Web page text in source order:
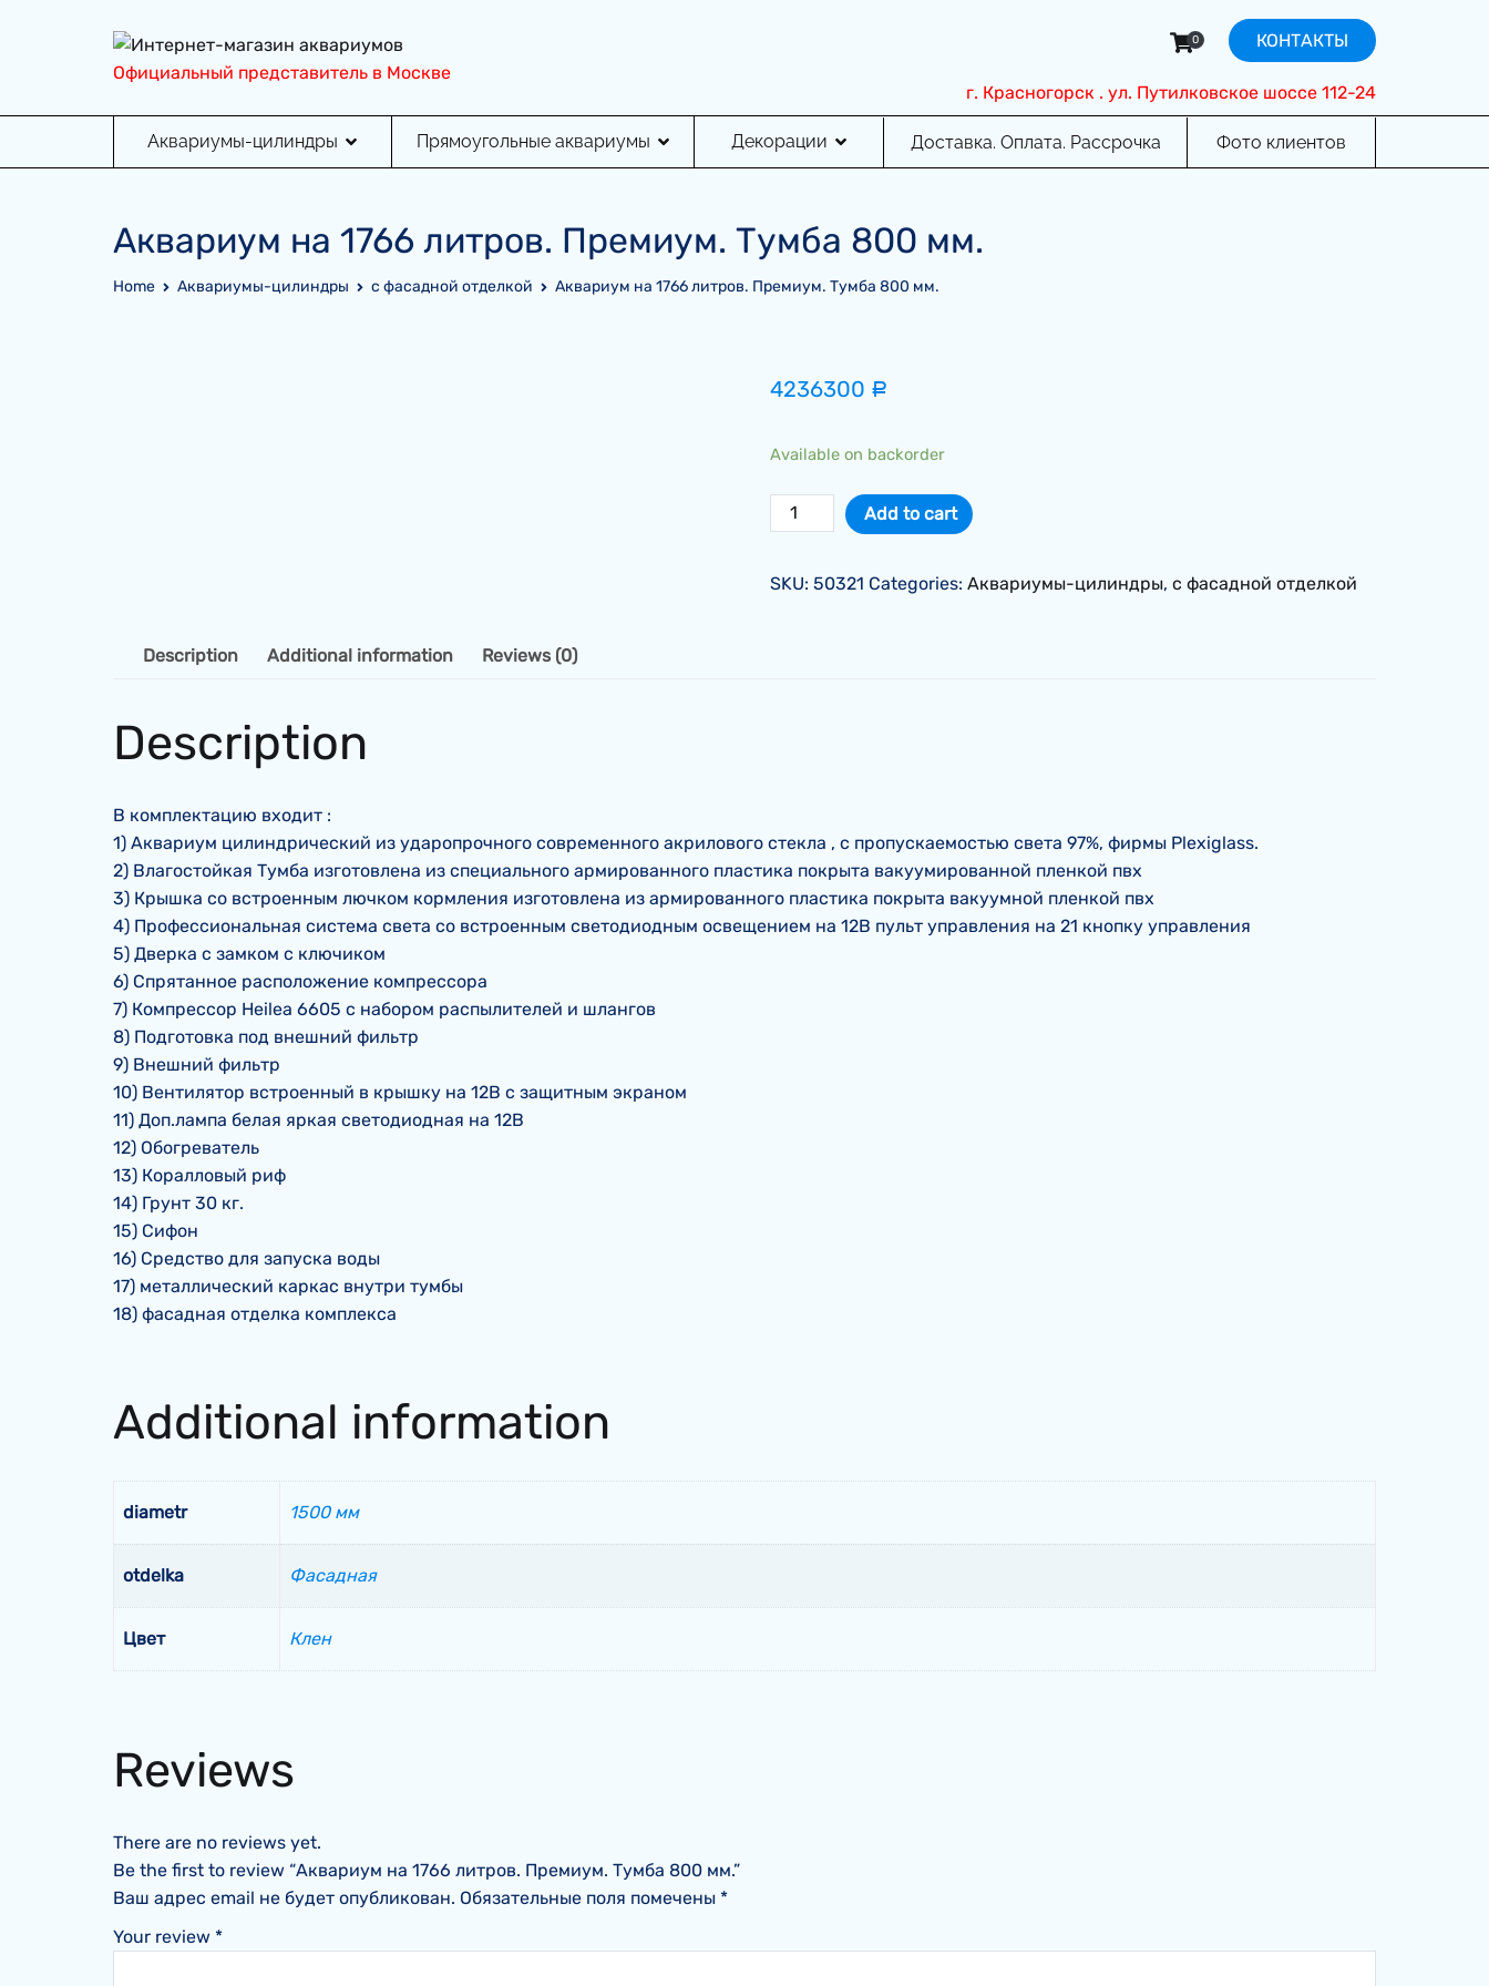
содержимомуОфициальный представитель в Москве
0 КОНТАКТЫ
г. Красногорск . ул. Путилковское шоссе 112-24
Аквариумы-цилиндры Прямоугольные аквариумы Декорации Доставка. Оплата. Рассрочка Фото клиентов
Аквариум на 1766 литров. Премиум. Тумба 800 мм.
Home Аквариумы-цилиндры с фасадной отделкой Аквариум на 1766 литров. Премиум. Тумба 800 мм.
4236300 Р
Available on backorder
Аквариум
на
литров.
Add to cart
SKU: 50321 Categories: Аквариумы-цилиндры, с фасадной отделкой
Description Additional information Reviews (0)
Description
В комплектацию входит :
1) Аквариум цилиндрический из ударопрочного современного акрилового стекла , с пропускаемостью света 97%, фирмы Plexiglass.
2) Влагостойкая Тумба изготовлена из специального армированного пластика покрыта вакуумированной пленкой пвх
3) Крышка со встроенным лючком кормления изготовлена из армированного пластика покрыта вакуумной пленкой пвх
4) Профессиональная система света со встроенным светодиодным освещением на 12В пульт управления на 21 кнопку управления
5) Дверка с замком с ключиком
6) Спрятанное расположение компрессора
7) Компрессор Heilea 6605 с набором распылителей и шлангов
8) Подготовка под внешний фильтр
9) Внешний фильтр
10) Вентилятор встроенный в крышку на 12В с защитным экраном
11) Доп.лампа белая яркая светодиодная на 12В
12) Обогреватель
13) Коралловый риф
14) Грунт 30 кг.
15) Сифон
16) Средство для запуска воды
17) металлический каркас внутри тумбы
18) фасадная отделка комплекса
Additional information
diametr 1500 мм
otdelka Фасадная
Цвет Клен
Reviews
There are no reviews yet.
Be the first to review “Аквариум на 1766 литров. Премиум. Тумба 800 мм.”
Ваш адрес email не будет опубликован. Обязательные поля помечены *
Your review *